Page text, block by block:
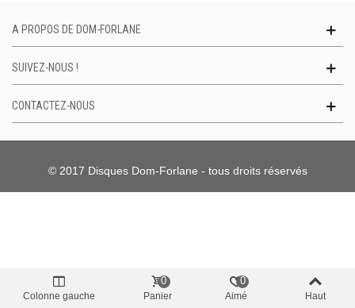
A PROPOS DE DOM-FORLANE
SUIVEZ-NOUS !
CONTACTEZ-NOUS
© 2017 Disques Dom-Forlane - tous droits réservés
Colonne gauche Panier
0
Aimé
0
Haut